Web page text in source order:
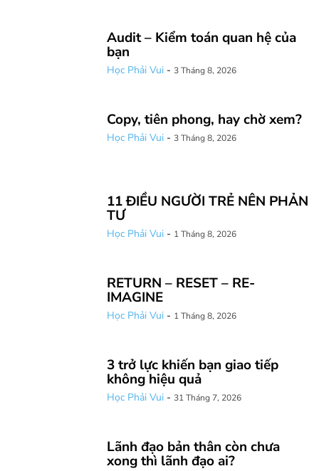
Audit – Kiểm toán quan hệ của
bạn
Học Phải Vui - 3 Tháng 8, 2026
Copy, tiên phong, hay chờ xem?
Học Phải Vui - 3 Tháng 8, 2026
11 ĐIỀU NGƯỜI TRẺ NÊN PHẢN
TƯ
Học Phải Vui - 1 Tháng 8, 2026
RETURN – RESET – RE-
IMAGINE
Học Phải Vui - 1 Tháng 8, 2026
3 trở lực khiến bạn giao tiếp
không hiệu quả
Học Phải Vui - 31 Tháng 7, 2026
Lãnh đạo bản thân còn chưa
xong thì lãnh đạo ai?